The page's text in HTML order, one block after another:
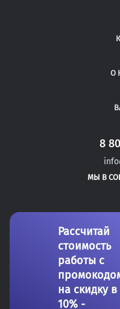
ПОЛИТИКА
О
8
МЫ В
Copyright
Рассчитай
стоимость
работы с
на скидку в
10% -